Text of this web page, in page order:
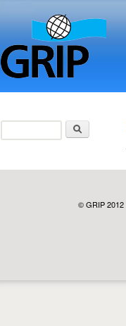
Formulaire de
© GRIP 2012